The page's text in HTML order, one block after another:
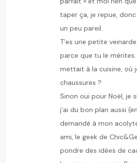
taper ça, je repue,
un peu pareil.
T’es une petite
parce que tu le
mettait à la cuisine, où
chaussures ?
Sinon oui pour Noël, je
j’ai du bon plan aussi
demandé à mon
ami, le geek de
pondre des idées de